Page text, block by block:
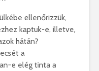
ellenőrizzük,
kaptuk-e, illetve,
hátán?
a
e elég tinta a